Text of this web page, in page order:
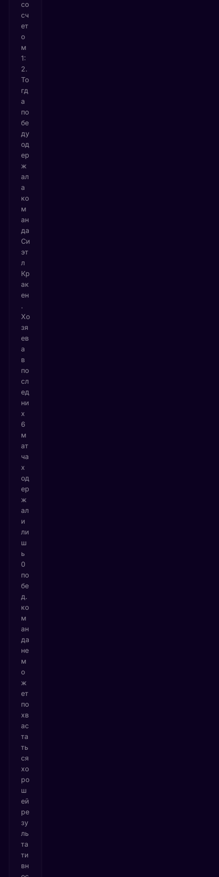
со
сч
ет
о
м
1:
2.
То
гд
а
по
бе
ду
од
ер
ж
ал
а
ко
м
ан
да
Си
эт
л
Кр
ак
ен
.
Хо
зя
ев
а
в
по
сл
ед
ни
х
6
м
ат
ча
х
од
ер
ж
ал
и
ли
ш
ь
0
по
бе
д.
ко
м
ан
да
не
м
о
ж
ет
по
хв
ас
та
ть
ся
хо
ро
ш
ей
ре
зу
ль
та
ти
вн